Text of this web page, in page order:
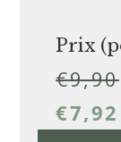
Prix
€9,90
€7,92